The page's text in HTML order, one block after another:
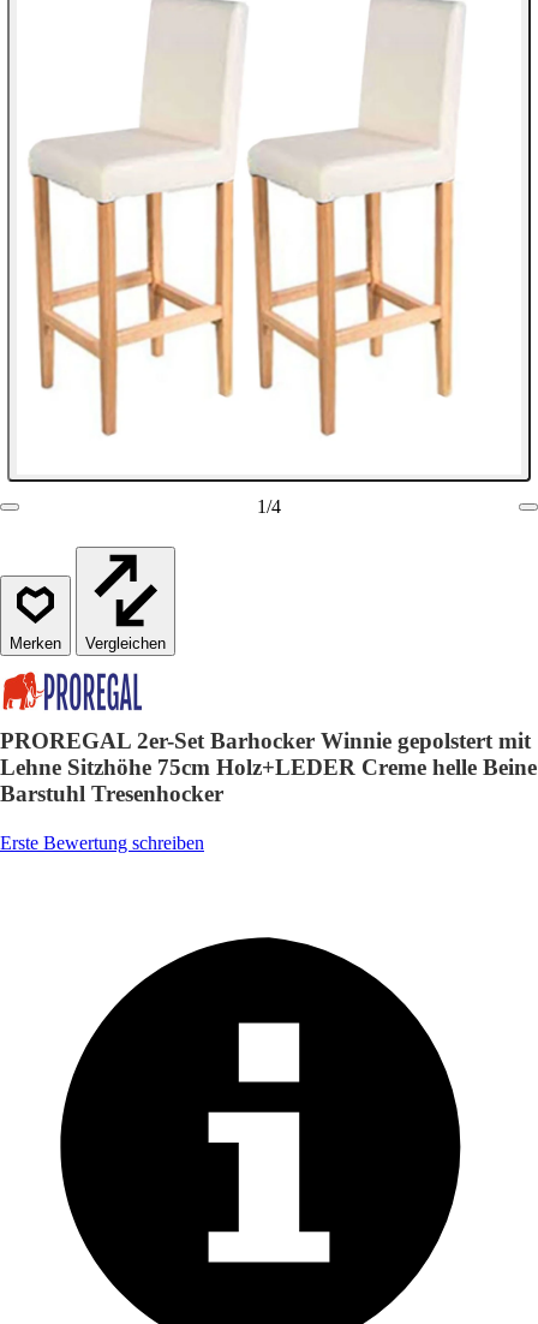
1/4
Vergleichen
PROREGAL 2er-Set Barhocker Winnie gepolstert mit
Lehne Sitzhöhe 75cm Holz+LEDER Creme helle Beine
Barstuhl Tresenhocker
Erste Bewertung schreiben